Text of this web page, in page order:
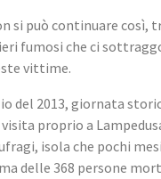
si può continuare così,
fumosi che ci
vittime.
del 2013, giornata
visita proprio a
isola che pochi
delle 368 persone